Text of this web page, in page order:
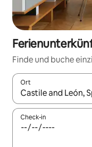
Finde und buche
Ort
Wenn Ergebnisse
Check-in